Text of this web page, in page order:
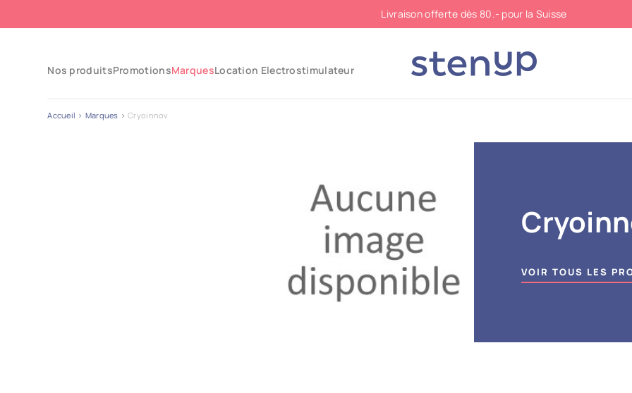
Livraison offerte dès 80.- pour la Suisse
Nos produitsPromotionsMarquesLocation Electrostimulateur
Accueil Marques Cryoinnov
VOIR TOUS LES